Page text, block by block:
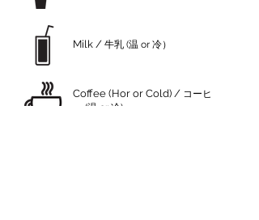
Milk / 牛乳 (温 or 冷）
Coffee (Hor or Cold) / コーヒ
ー (温 or 冷)